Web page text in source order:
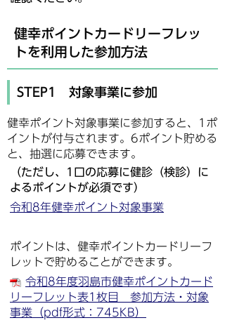
健幸ポイントカードリーフレッ
トを利用した参加方法
STEP1 対象事業に参加
健幸ポイント対象事業に参加すると、1ポ
イントが付与されます。6ポイント貯める
と、抽選に応募できます。
（ただし、1口の応募に健診（検診）に
よるポイントが必須です）
令和8年健幸ポイント対象事業
ポイントは、健幸ポイントカードリーフ
レットで貯めることができます。
令和8年度羽島市健幸ポイントカード
リーフレット表1枚目 参加方法・対象
事業（pdf形式：745KB）